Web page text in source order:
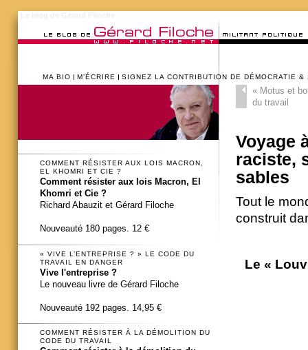
MA BIO M’ÉCRIRE SIGNEZ LA CONTRIBUTION DE DÉMOCRATIE &
«Motus et
du travail
Voyage
raciste,
sables
Tout le
construit
Le «
COMMENT RÉSISTER AUX LOIS MACRON,
EL KHOMRI ET CIE ?
Comment résister aux lois Macron, El
Khomri et Cie ?
Richard Abauzit et Gérard Filoche
Nouveauté 180 pages. 12 €
« VIVE L’ENTREPRISE ? » LE CODE DU
TRAVAIL EN DANGER
Vive l'entreprise ?
Le nouveau livre de Gérard Filoche
Nouveauté 192 pages. 14,95 €
COMMENT RÉSISTER À LA DÉMOLITION DU
CODE DU TRAVAIL